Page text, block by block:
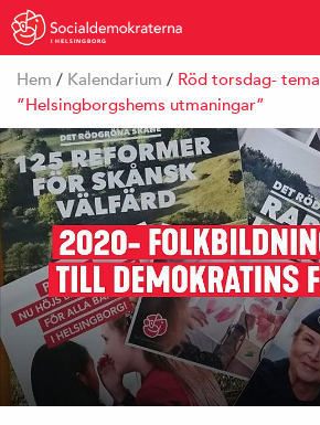
I HELSINGBORG
Hem / Kalendarium / Röd torsdag- tema
”Helsingborgshems utmaningar”